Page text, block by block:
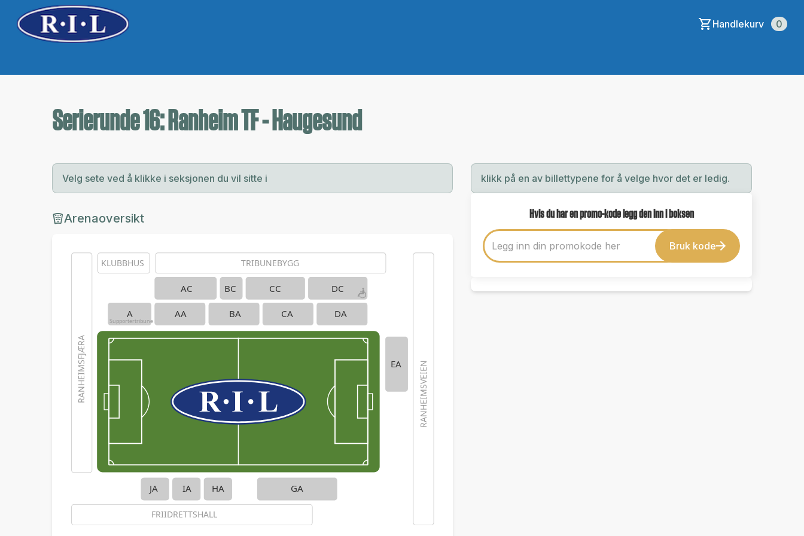
Handlekurv 0
Serierunde 16: Ranheim TF - Haugesund
Velg sete ved å klikke i seksjonen du vil sitte i
Arenaoversikt
IA HA GA
JA
AC BC CC DC
AA BA CA DA
EA
A
Supportertribune
KLUBBHUS
RANHEIMSFJÆRA RANHEIMSVEIEN
FRIIDRETTSHALL
TRIBUNEBYGG
klikk på en av billettypene for å velge hvor det er ledig.
Hvis du har en promo-kode legg den inn i boksen
Bruk kode